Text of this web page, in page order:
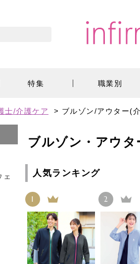
特集 職業別
士/介護ケア > ブルゾン/アウター(
ェ
ブルゾン・アウタ
人気ランキング
1 2